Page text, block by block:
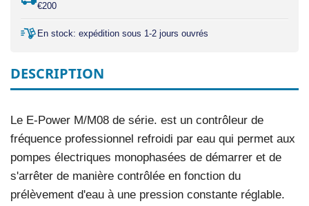
€200
En stock: expédition sous 1-2 jours ouvrés
DESCRIPTION
Le E-Power M/M08 de série. est un contrôleur de
fréquence professionnel refroidi par eau qui permet aux
pompes électriques monophasées de démarrer et de
s'arrêter de manière contrôlée en fonction du
prélèvement d'eau à une pression constante réglable.